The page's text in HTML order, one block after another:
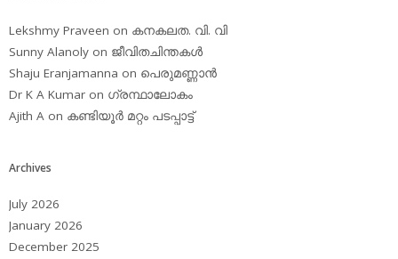
Lekshmy Praveen on കനകലത. വി. വി
Sunny Alanoly on ജീവിതചിന്തകള്‍
Shaju Eranjamanna on പെരുമണ്ണാന്‍
Dr K A Kumar on ഗ്രന്ഥാലോകം
Ajith A on കണ്ടിയൂര്‍ മറ്റം പടപ്പാട്ട്‌
Archives
July 2026
January 2026
December 2025